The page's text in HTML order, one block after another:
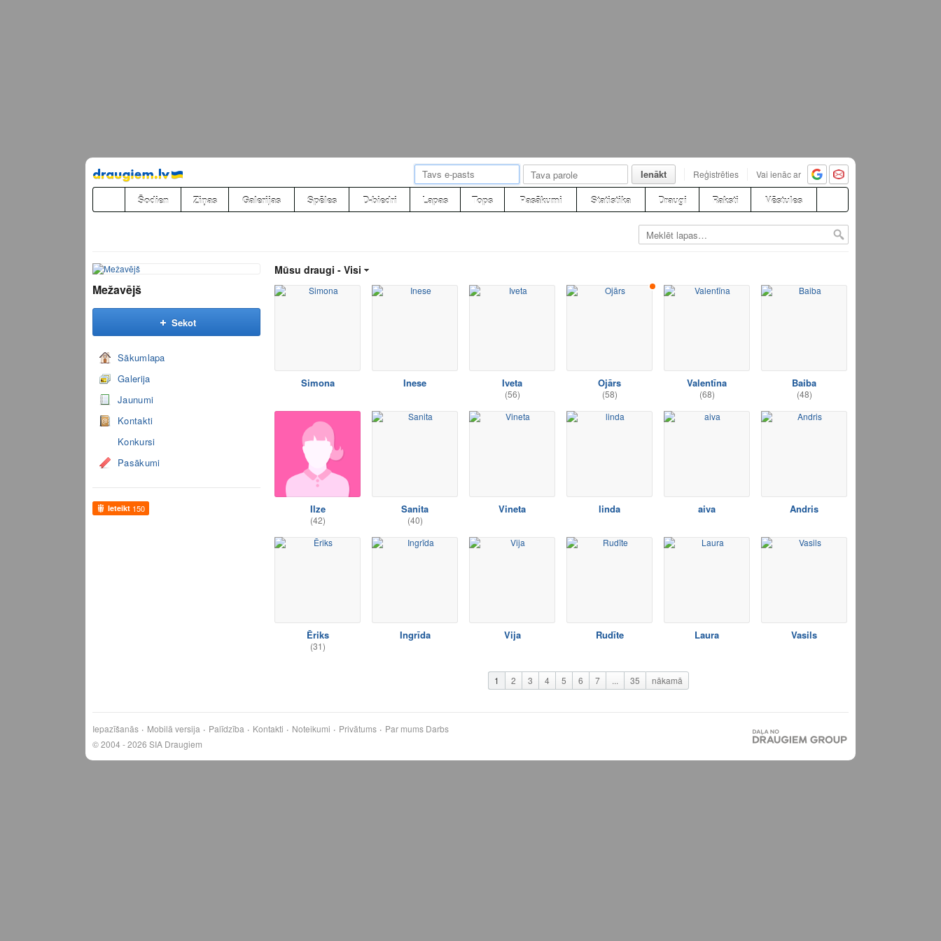
Pāriet
uz
saturu
Ienākt Reģistrēties Vai ienāc ar
Šodien Ziņas Galerijas Spēles D-biedri Lapas Tops Pasākumi Statistika Draugi Raksti Vēstules
Mežavējš
Sekot
Sākumlapa
Galerija
Jaunumi
Kontakti
Konkursi
Pasākumi
Ieteikt 150
Mūsu draugi - Visi
Simona Inese Iveta
(56)
Ojārs
(58)
Valentīna
(68)
Baiba
(48)
Ilze
(42)
Sanita
(40)
Vineta linda aiva Andris
Ēriks
(31)
Ingrīda Vija Rudīte Laura Vasils
1 2 3 4 5 6 7 ... 35 nākamā
Iepazīšanās Mobilā versija Palīdzība Kontakti Noteikumi Privātums Par mums Darbs
© 2004 - 2026 SIA Draugiem